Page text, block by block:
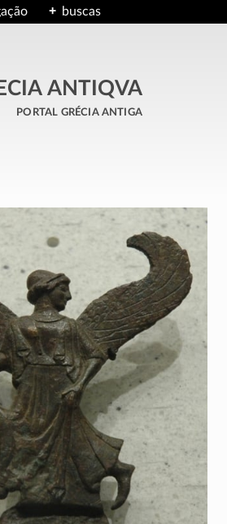
buscas
ANTIQVA
portal grécia antiga